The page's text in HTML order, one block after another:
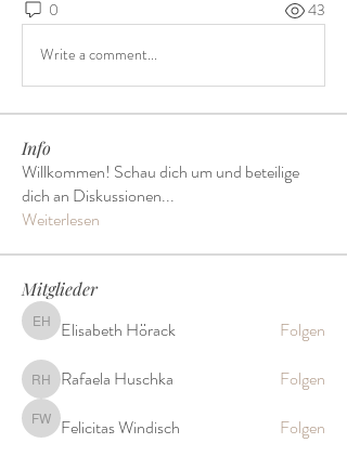
0 43
Write a comment...
Info
Willkommen! Schau dich um und beteilige
dich an Diskussionen...
Weiterlesen
Mitglieder
Elisabeth Hörack
Elisabeth Hörack Folgen
Rafaela Huschka
Rafaela Huschka Folgen
Felicitas Windisch
Felicitas Windisch Folgen